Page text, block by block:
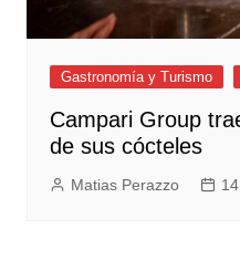
Gastronomía y Turismo
Campari Group
de sus cócteles
Matias Perazzo